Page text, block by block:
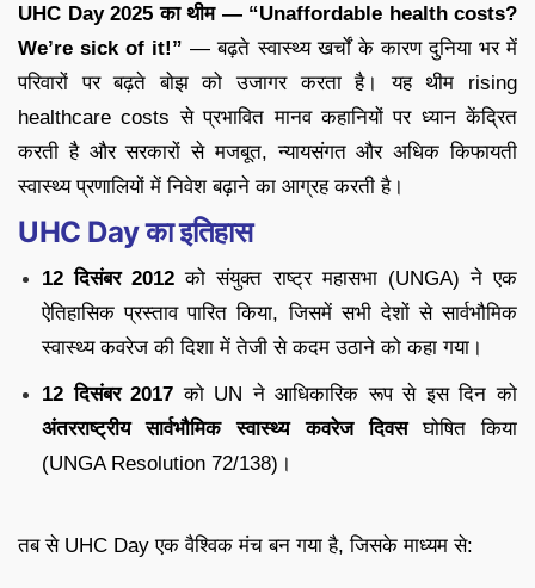
UHC Day 2025 का थीम — “Unaffordable health costs?
We’re sick of it!” — बढ़ते स्वास्थ्य खर्चों के कारण दुनिया भर में
परिवारों पर बढ़ते बोझ को उजागर करता है। यह थीम rising
healthcare costs से प्रभावित मानव कहानियों पर ध्यान केंद्रित
करती है और सरकारों से मजबूत, न्यायसंगत और अधिक किफायती
स्वास्थ्य प्रणालियों में निवेश बढ़ाने का आग्रह करती है।
UHC Day का इतिहास
12 दिसंबर 2012 को संयुक्त राष्ट्र महासभा (UNGA) ने एक
ऐतिहासिक प्रस्ताव पारित किया, जिसमें सभी देशों से सार्वभौमिक
स्वास्थ्य कवरेज की दिशा में तेजी से कदम उठाने को कहा गया।
12 दिसंबर 2017 को UN ने आधिकारिक रूप से इस दिन को
अंतरराष्ट्रीय सार्वभौमिक स्वास्थ्य कवरेज दिवसघोषित किया
(UNGA Resolution 72/138)।
तब से UHC Day एक वैश्विक मंच बन गया है, जिसके माध्यम से: